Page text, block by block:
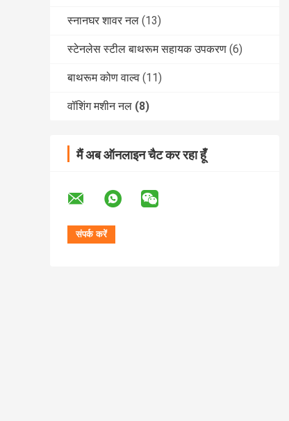
स्नानघर शावर नल (13)
स्टेनलेस स्टील बाथरूम सहायक उपकरण (6)
बाथरूम कोण वाल्व (11)
वॉशिंग मशीन नल (8)
मैं अब ऑनलाइन चैट कर रहा हूँ